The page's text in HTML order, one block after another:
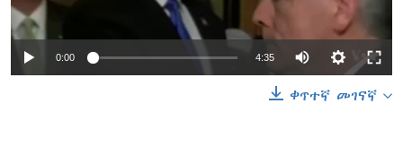
0:00 4:35
ቀጥተኛ መገናኛ